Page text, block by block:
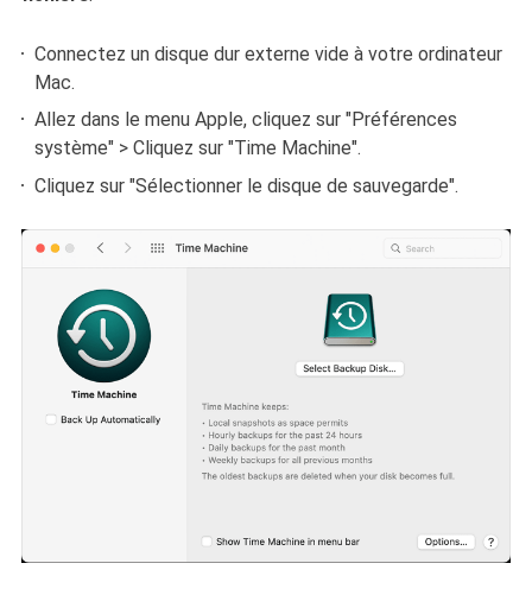
Connectez un disque dur externe vide à votre ordinateur
Mac.
Allez dans le menu Apple, cliquez sur "Préférences
système" > Cliquez sur "Time Machine".
Cliquez sur "Sélectionner le disque de sauvegarde".